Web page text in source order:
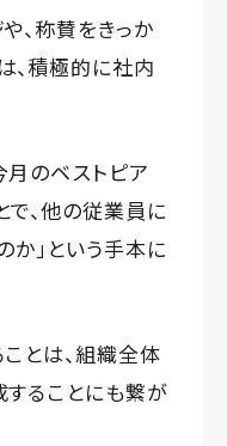
、称賛をきっか
、積極的に社内
のベストピア
で、他の従業員に
か」という手本に
とは、組織全体
ることにも繋が